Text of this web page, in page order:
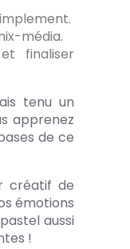
média.
finaliser
tenu un
apprenez
de ce
créatif de
émotions
aussi
!